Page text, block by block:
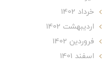
خرداد 1402
ارديبهشت 1402
فروردین 1402
اسفند 1401